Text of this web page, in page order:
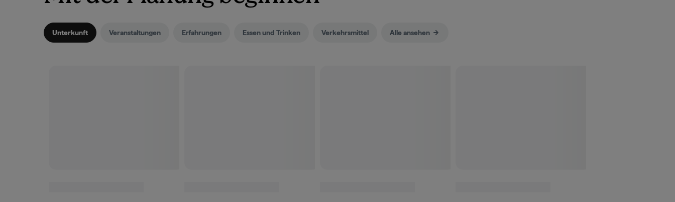
Unterkunft Veranstaltungen Erfahrungen Essen und Trinken Verkehrsmittel Alle ansehen